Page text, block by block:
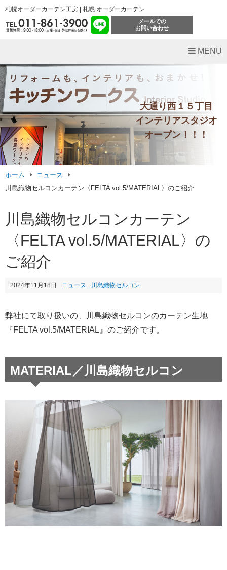
札幌オーダーカーテン工房 | 札幌 オーダーカーテン
メールでの
お問い合わせ
MENU
大通り西１５丁目
インテリアスタジオ
オープン！！！
ホーム
ニュース
川島織物セルコンカーテン〈FELTA vol.5/MATERIAL〉のご紹介
川島織物セルコンカーテン
〈FELTA vol.5/MATERIAL〉の
ご紹介
2024年11月18日 ニュース 川島織物セルコン
弊社にて取り扱いの、川島織物セルコンのカーテン生地
『FELTA vol.5/MATERIAL』のご紹介です。
MATERIAL／川島織物セルコン